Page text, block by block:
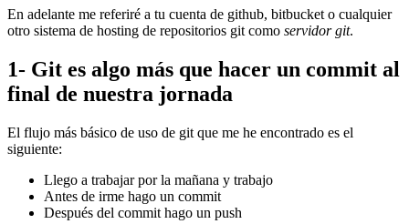
En adelante me referiré a tu cuenta de github, bitbucket o cualquier
otro sistema de hosting de repositorios git como servidor git.
1- Git es algo más que hacer un commit al
final de nuestra jornada
El flujo más básico de uso de git que me he encontrado es el
siguiente:
Llego a trabajar por la mañana y trabajo
Antes de irme hago un commit
Después del commit hago un push